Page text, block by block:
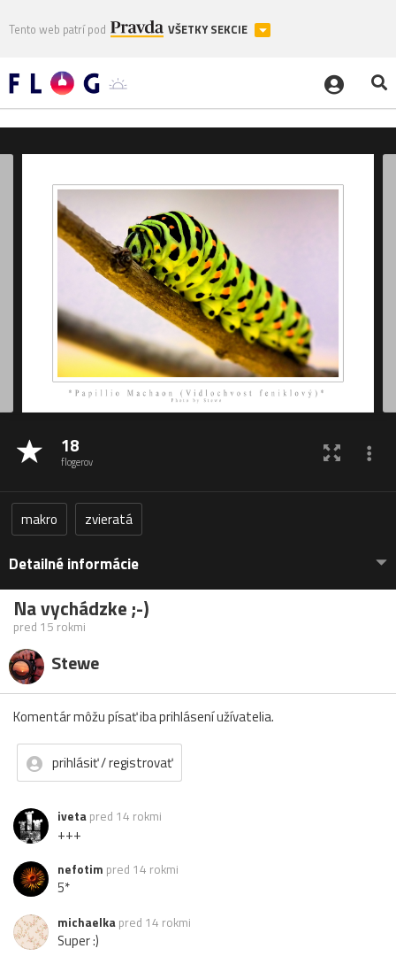
Tento web patrí pod VŠETKY SEKCIE
18
flogerov
makro zvieratá
Detailné informácie
Na vychádzke ;-)
pred 15 rokmi
Stewe
Komentár môžu písať iba prihlásení užívatelia.
prihlásiť / registrovať
iveta pred 14 rokmi
+++
nefotim pred 14 rokmi
5*
michaelka pred 14 rokmi
Super :)